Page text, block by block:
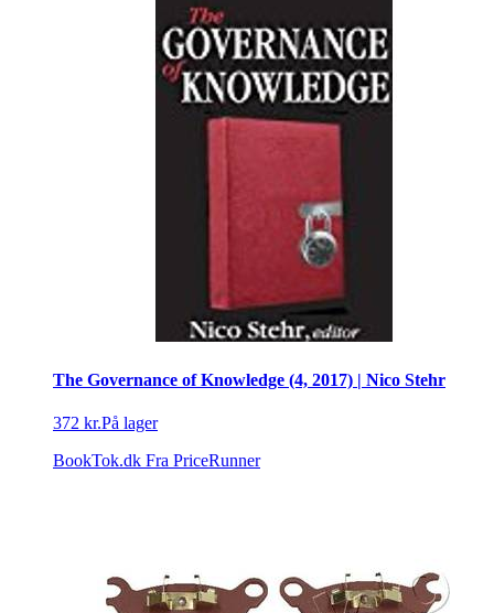
The Governance of Knowledge (4, 2017) | Nico Stehr
372 kr.På lager
BookTok.dk Fra PriceRunner